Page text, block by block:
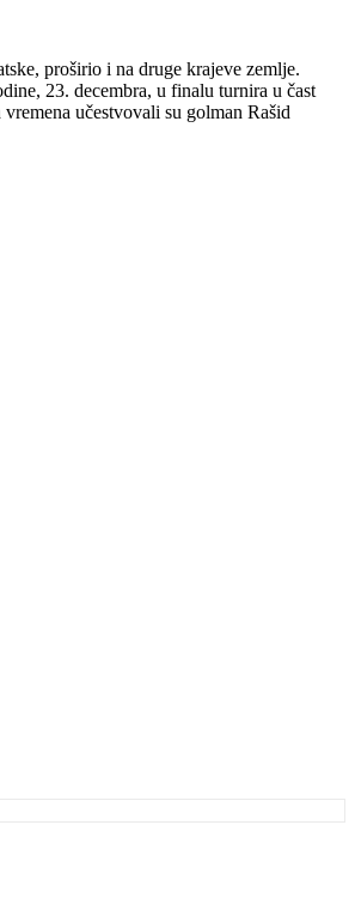
proširio i na druge krajeve zemlje.
23. decembra, u finalu turnira u čast
učestvovali su golman Rašid